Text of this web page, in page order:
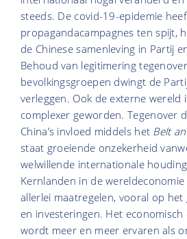
steeds. De covid-19-epidemie
propagandacampagnes ten spijt,
de Chinese samenleving in Partij
Behoud van legitimering
bevolkingsgroepen dwingt de
verleggen. Ook de externe wereld
complexer geworden. Tegenover
China’s invloed middels het Belt
staat groeiende onzekerheid
welwillende internationale
Kernlanden in de wereldeconomie
allerlei maatregelen, vooral op het
en investeringen. Het
wordt meer en meer ervaren als